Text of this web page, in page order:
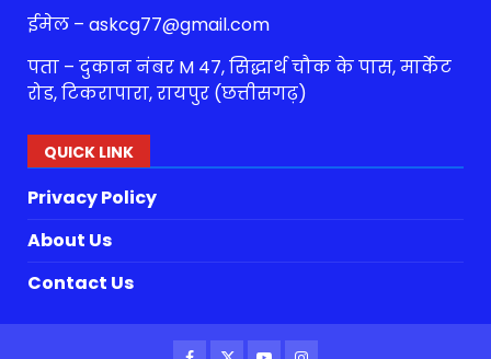
ईमेल – askcg77@gmail.com
पता – दुकान नंबर M 47, सिद्धार्थ चौक के पास, मार्केट
रोड, टिकरापारा, रायपुर (छत्तीसगढ़)
QUICK LINK
Privacy Policy
About Us
Contact Us
Facebook
TwitterYoutubeInstagram